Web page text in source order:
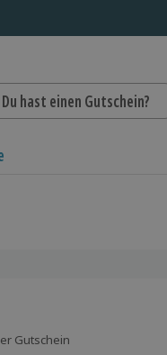
Du hast einen Gutschein?
Gutschein